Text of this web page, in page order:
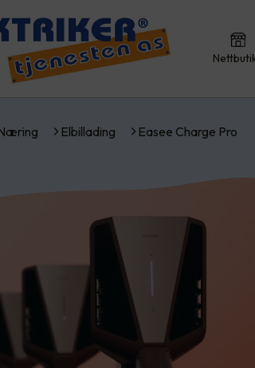
Elbillading Easee Charge Pro